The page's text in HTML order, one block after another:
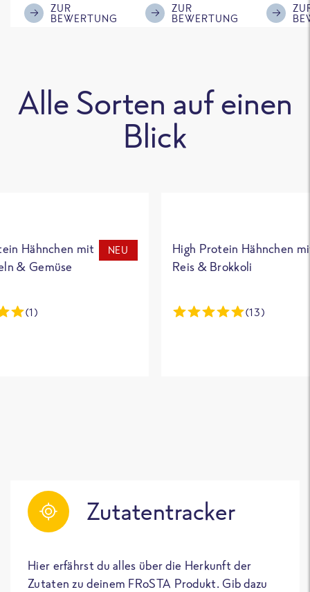
ZUR
BEWERTUNG
ZUR
BEWERTUNG
Alle Sorten auf einen
Blick
Hähnchen mit
& Gemüse
NEU
(1)
High Protein Hähnchen
Reis & Brokkoli
(13)
Zutatentracker
Hier erfährst du alles über die Herkunft der
Zutaten zu deinem FRoSTA Produkt. Gib dazu